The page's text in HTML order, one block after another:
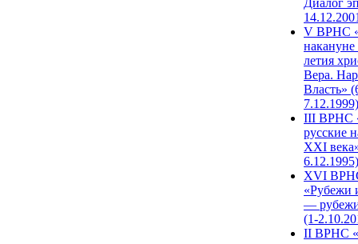
Диалог
V ВРНС
накануне
летия
Вера.
Власть»
7.12.1999)
III ВРНС
русские
XXI
6.12.1995)
XVI
«Рубежи
—
(1-
II ВРНС